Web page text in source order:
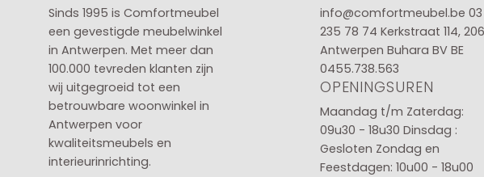
Sinds 1995 is Comfortmeubel
een gevestigde meubelwinkel
in Antwerpen. Met meer dan
100.000 tevreden klanten zijn
wij uitgegroeid tot een
betrouwbare woonwinkel in
Antwerpen voor
kwaliteitsmeubels en
interieurinrichting.
info@comfortmeubel.be 03
235 78 74 Kerkstraat 114,
Antwerpen Buhara BV BE
0455.738.563
OPENINGSUREN
Maandag t/m Zaterdag:
09u30 - 18u30 Dinsdag :
Gesloten Zondag en
Feestdagen: 10u00 - 18u00